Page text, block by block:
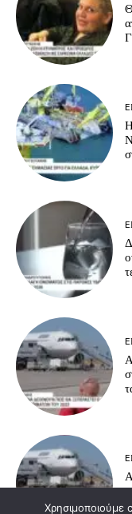
Χρησιμοποιούμε